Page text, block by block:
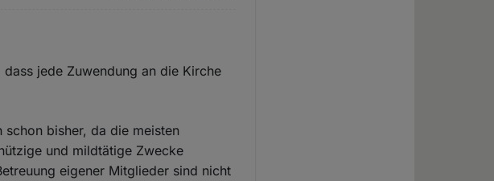
jede Zuwendung an die Kirche
bisher, da die meisten
und mildtätige Zwecke
eigener Mitglieder sind nicht